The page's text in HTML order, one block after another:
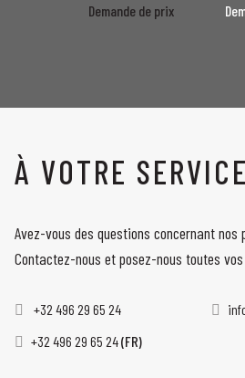
Demande de prix
À VOTRE SERVICE
Avez-vous des questions concernant
Contactez-nous et posez-nous toutes
+32 496 29 65 24
+32 496 29 65 24(FR)